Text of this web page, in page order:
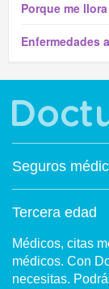
Porque me
Enfermedades
Seguros
Tercera edad
Médicos, citas
médicos. Con
necesitas.